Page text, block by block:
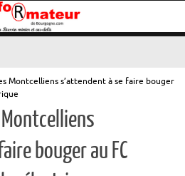
Montcelliens s’attendent à se faire bouger
bouger au FC